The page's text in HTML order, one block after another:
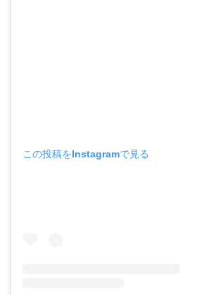
この投稿をInstagramで見る